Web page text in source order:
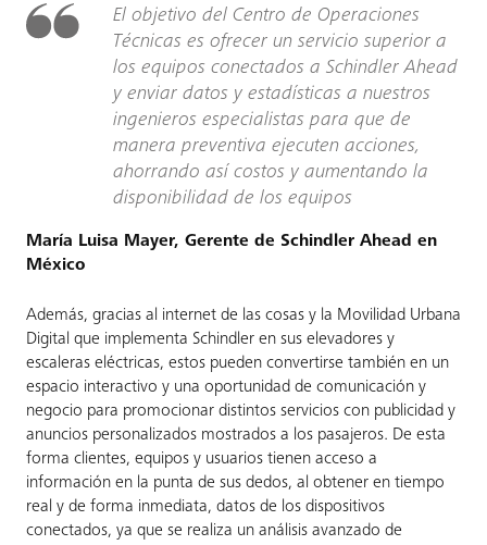
El objetivo del Centro de Operaciones
Técnicas es ofrecer un servicio superior a
los equipos conectados a Schindler Ahead
y enviar datos y estadísticas a nuestros
ingenieros especialistas para que de
manera preventiva ejecuten acciones,
ahorrando así costos y aumentando la
disponibilidad de los equipos
María Luisa Mayer, Gerente de Schindler Ahead en
México
Además, gracias al internet de las cosas y la Movilidad Urbana
Digital que implementa Schindler en sus elevadores y
escaleras eléctricas, estos pueden convertirse también en un
espacio interactivo y una oportunidad de comunicación y
negocio para promocionar distintos servicios con publicidad y
anuncios personalizados mostrados a los pasajeros. De esta
forma clientes, equipos y usuarios tienen acceso a
información en la punta de sus dedos, al obtener en tiempo
real y de forma inmediata, datos de los dispositivos
conectados, ya que se realiza un análisis avanzado de